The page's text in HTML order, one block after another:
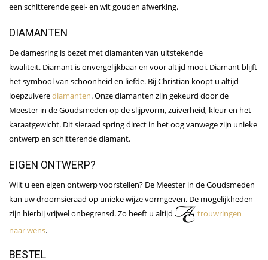
een schitterende geel- en wit gouden afwerking.
DIAMANTEN
De damesring is bezet met diamanten van uitstekende
kwaliteit. Diamant is onvergelijkbaar en voor altijd mooi. Diamant blijft
het symbool van schoonheid en liefde. Bij Christian koopt u altijd
loepzuiverediamanten. Onze diamanten zijn gekeurd door de
Meester in de Goudsmeden op de slijpvorm, zuiverheid, kleur en het
karaatgewicht. Dit sieraad spring direct in het oog vanwege zijn unieke
ontwerp en schitterende diamant.
EIGEN ONTWERP?
Wilt u een eigen ontwerp voorstellen? De Meester in de Goudsmeden
kan uw droomsieraad op unieke wijze vormgeven. De mogelijkheden
zijn hierbij vrijwel onbegrensd. Zo heeft u altijd
trouwringen
naar wens.
BESTEL